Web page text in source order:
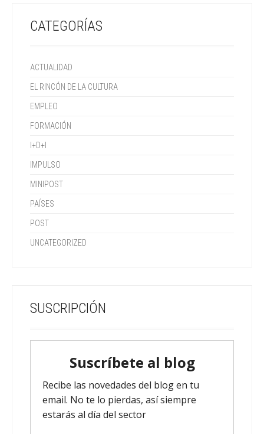
CATEGORÍAS
ACTUALIDAD
EL RINCÓN DE LA CULTURA
EMPLEO
FORMACIÓN
I+D+I
IMPULSO
MINIPOST
PAÍSES
POST
UNCATEGORIZED
SUSCRIPCIÓN